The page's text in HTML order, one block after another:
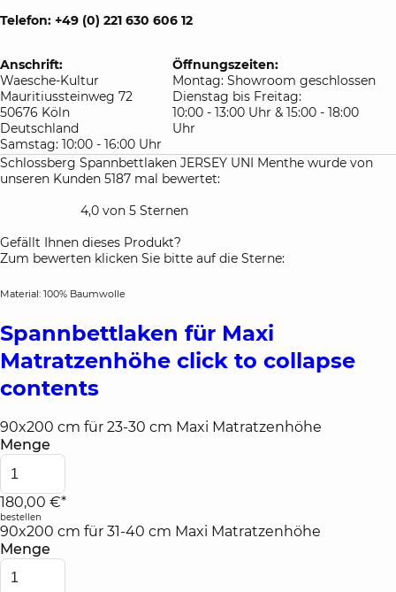
Telefon: +49 (0) 221 630 606 12
Anschrift:
Waesche-Kultur
Mauritiussteinweg 72
50676 Köln
Deutschland
Öffnungszeiten:
Montag: Showroom geschlossen
Dienstag bis Freitag:
10:00 - 13:00 Uhr & 15:00 - 18:00
Uhr
Samstag: 10:00 - 16:00 Uhr
Schlossberg Spannbettlaken JERSEY UNI Menthe wurde von
unseren Kunden 5187 mal bewertet:
4,0 von 5 Sternen
Gefällt Ihnen dieses Produkt?
Zum bewerten klicken Sie bitte auf die Sterne:
Material: 100% Baumwolle
Spannbettlaken für Maxi
Matratzenhöhe click to collapse
contents
90x200 cm für 23-30 cm Maxi Matratzenhöhe
Menge
180,00 €*
bestellen
90x200 cm für 31-40 cm Maxi Matratzenhöhe
Menge